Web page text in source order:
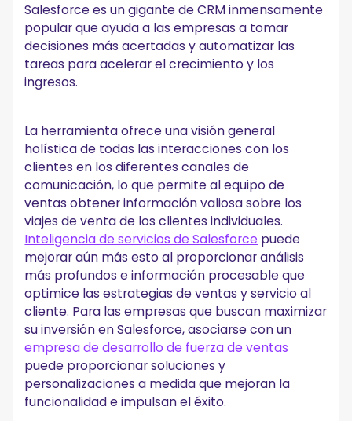
Salesforce es un gigante de CRM inmensamente
popular que ayuda a las empresas a tomar
decisiones más acertadas y automatizar las
tareas para acelerar el crecimiento y los
ingresos.
La herramienta ofrece una visión general
holística de todas las interacciones con los
clientes en los diferentes canales de
comunicación, lo que permite al equipo de
ventas obtener información valiosa sobre los
viajes de venta de los clientes individuales.
Inteligencia de servicios de Salesforce puede
mejorar aún más esto al proporcionar análisis
más profundos e información procesable que
optimice las estrategias de ventas y servicio al
cliente. Para las empresas que buscan maximizar
su inversión en Salesforce, asociarse con un
empresa de desarrollo de fuerza de ventas
puede proporcionar soluciones y
personalizaciones a medida que mejoran la
funcionalidad e impulsan el éxito.